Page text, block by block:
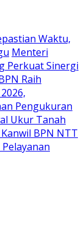
Waktu,
Menteri
Perkuat Sinergi
Raih
Pengukuran
Ukur Tanah
BPN NTT